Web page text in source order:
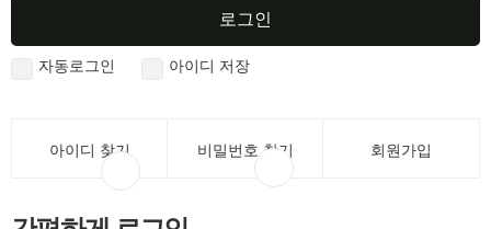
로그인
자동로그인 아이디 저장